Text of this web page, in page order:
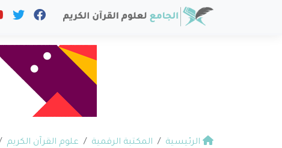
الرئيسية المكتبة الرقمية علوم القرآن الكريم